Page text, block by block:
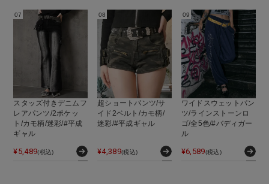
スタッズ付きデニムフ
レアパンツ/2ポケッ
ト/カモ柄/迷彩/#平成
ギャル
¥5,489(税込)
超ショートパンツ/サ
イド2ベルト/カモ柄/
迷彩/#平成ギャル
¥4,389(税込)
ワイドスウェットパン
ツ/ラインストーンロ
ゴ/全5色/#バディガー
ル
¥6,589(税込)